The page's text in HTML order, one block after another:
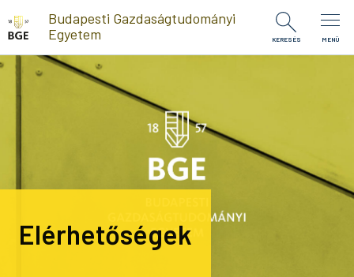
Ugrás a tartalomra
Budapesti Gazdaságtudományi
Egyetem
KERESÉS MENÜ
Elérhetőségek